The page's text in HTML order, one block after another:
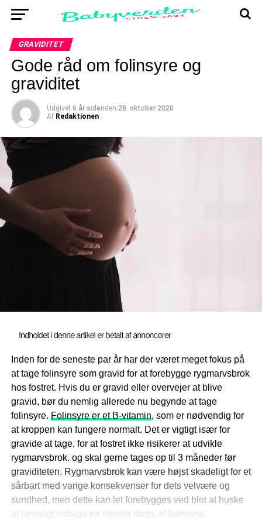
GRAVIDITET
Gode råd om folinsyre og
graviditet
Udgivet 6 år sidenden 28. oktober 2020
Af Redaktionen
Inden for de seneste par år har der været meget fokus på
at tage folinsyre som gravid for at forebygge rygmarvsbrok
hos fostret. Hvis du er gravid eller overvejer at blive
gravid, bør du nemlig allerede nu begynde at tage
folinsyre. Folinsyre er et B-vitamin, som er nødvendig for
at kroppen kan fungere normalt. Det er vigtigt især for
gravide at tage, for at fostret ikke risikerer at udvikle
rygmarvsbrok. og skal gerne tages op til 3 måneder før
graviditeten. Rygmarvsbrok kan være højst skadeligt for et
sårbart med varige konsekvenser for dets velvære og
sundhed, men dette kan let forebygges ved blot at huske
at jævnligt indtage en mindre dosis af folinsyre.